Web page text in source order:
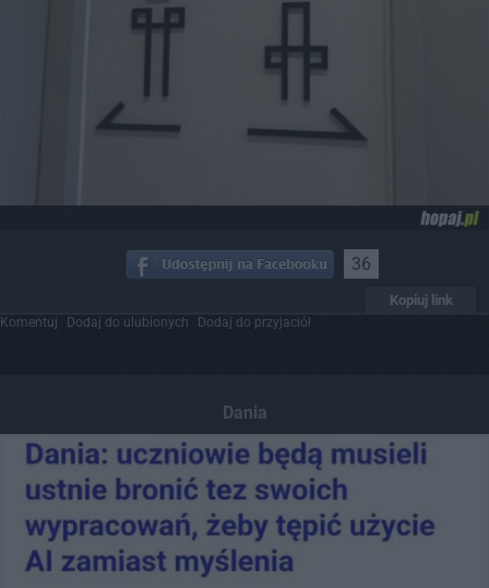
36
Kopiuj link
Komentuj Dodaj do ulubionych Dodaj do przyjaciół
Dania